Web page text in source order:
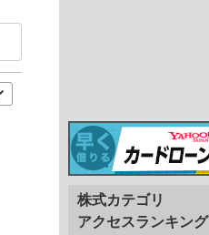
株式カテゴリ
アクセスランキング